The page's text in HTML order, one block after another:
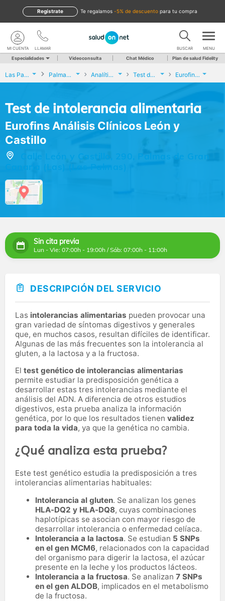
te regalamos -5% de descuento para tu compra
Regístrate
LLAMAR
MI CUENTA BUSCAR MENU
Especialidades Videoconsulta Chat Médico Plan de salud Fidelity
Las Palmas Palmas de Gran Canaria (Las) Analíticas y Genética Test de intolerancia alimentaria Eurofins Análisis Clínicos León y Castillo
Test de intolerancia alimentaria
Eurofins Análisis Clínicos León y
Castillo
Calle León y Castillo, 290, Palmas de Gran
Canaria (Las) (Las Palmas)
Sin cita previa
Lun - Vie: 07:00h - 19:00h / Sáb: 07:00h - 11:00h
DESCRIPCIÓN DEL SERVICIO
Las intolerancias alimentarias pueden provocar una
gran variedad de síntomas digestivos y generales
que, en muchos casos, resultan difíciles de identificar.
Algunas de las más frecuentes son la intolerancia al
gluten, a la lactosa y a la fructosa.
El test genético de intolerancias alimentarias
permite estudiar la predisposición genética a
desarrollar estas tres intolerancias mediante el
análisis del ADN. A diferencia de otros estudios
digestivos, esta prueba analiza la información
genética, por lo que los resultados tienen validez
para toda la vida, ya que la genética no cambia.
¿Qué analiza esta prueba?
Este test genético estudia la predisposición a tres
intolerancias alimentarias habituales:
Intolerancia al gluten. Se analizan los genes
HLA-DQ2 y HLA-DQ8, cuyas combinaciones
haplotípicas se asocian con mayor riesgo de
desarrollar intolerancia o enfermedad celíaca.
Intolerancia a la lactosa. Se estudian 5 SNPs
en el gen MCM6, relacionados con la capacidad
del organismo para digerir la lactosa, el azúcar
presente en la leche y los productos lácteos.
Intolerancia a la fructosa. Se analizan 7 SNPs
en el gen ALDOB, implicados en el metabolismo
de la fructosa.